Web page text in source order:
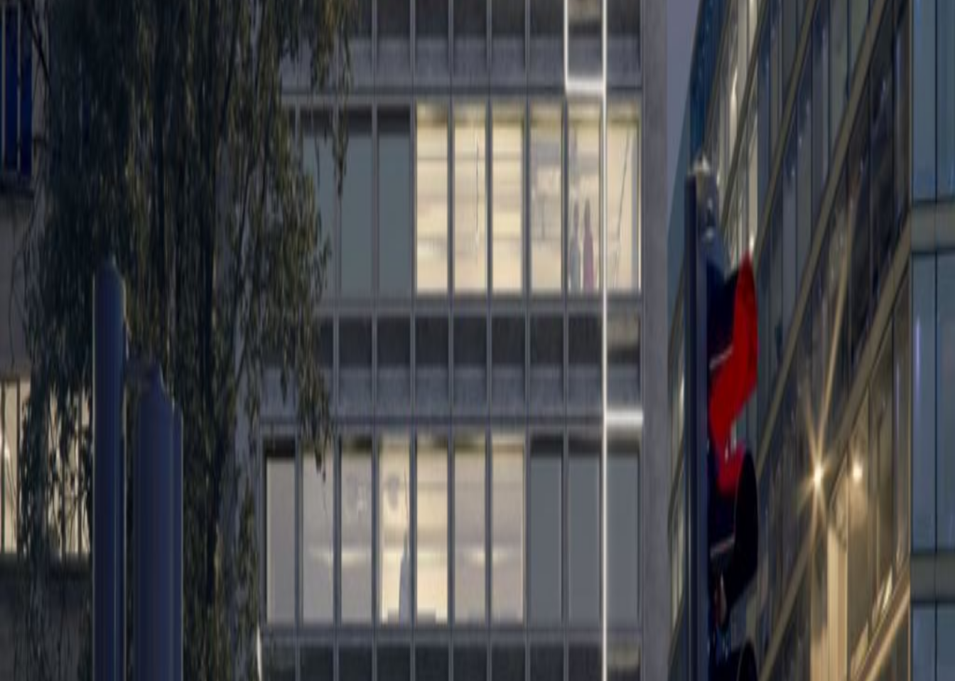
Temp controle
Alles weergeven
Locatie
Kantoren vanaf
Kantoorruimte
Praktische ruimte voor teams van alle formaten
persoon/maand
Prijs op aanvraag
Beschrijving kantoor
Prominently situated in the heart of the Belgian capital, where Europe’s art and
cultural treasures create an exciting mix with the present. At this location, there is
always something for you to do. At the nerve centre of the European Union, with
numerous sightseeing attractions and renowned international companies nearby.
At the centre of the prestigious Leopold Quarter. Modern, high-quality offices in
the perfect location for your business, especially those that value accessibility,
practicality and convenience.